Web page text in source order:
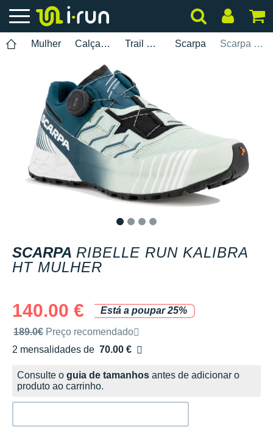
Mulher Calçados Trail Running Scarpa Scarpa Ribelle Run Kalibra HT Mulher
SCARPA RIBELLE RUN KALIBRA
HT MULHER
140.00 €
Está a poupar 25%
Preço de venda recomendado pela marca
189.0€ Preço recomendado
2 mensalidades de 70.00 €
sem custos
Consulte o guia de tamanhos antes de adicionar o
produto ao carrinho.